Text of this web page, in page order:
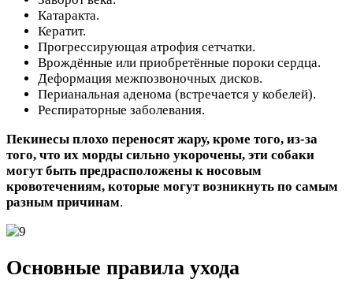
Катаракта.
Кератит.
Прогрессирующая атрофия сетчатки.
Врождённые или приобретённые пороки сердца.
Деформация межпозвоночных дисков.
Перианальная аденома (встречается у кобелей).
Респираторные заболевания.
Пекинесы плохо переносят жару, кроме того, из-за
того, что их морды сильно укорочены, эти собаки
могут быть предрасположены к носовым
кровотечениям, которые могут возникнуть по самым
разным причинам.
Основные правила ухода